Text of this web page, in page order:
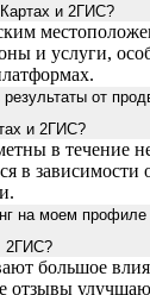
и 2ГИС?
и услуги,
от
и 2ГИС?
в течение
в зависимости
на моем
2ГИС?
большое
отзывы